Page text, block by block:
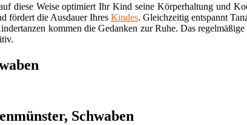
diese Weise optimiert Ihr Kind seine Körperhaltung und
fördert die Ausdauer Ihres Kindes. Gleichzeitig entspannt
kommen die Gedanken zur Ruhe. Das
Schwaben